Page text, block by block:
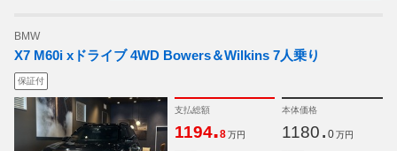
BMW
X7 M60i xドライブ 4WD Bowers＆Wilkins 7人乗り
保証付
支払総額
1194.8 万円
本体価格
1180. 0 万円